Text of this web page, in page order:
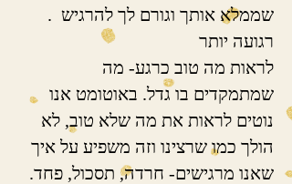
שממלא אותך וגורם לך להרגיש .
רגועה יותר
לראות מה טוב כרגע- מה
שמתמקדים בו גדל. באוטומט אנו
נוטים לראות את מה שלא טוב, לא
הולך כמו שרצינו וזה משפיע על איך
שאנו מרגישים- חרדה, תסכול, פחד.